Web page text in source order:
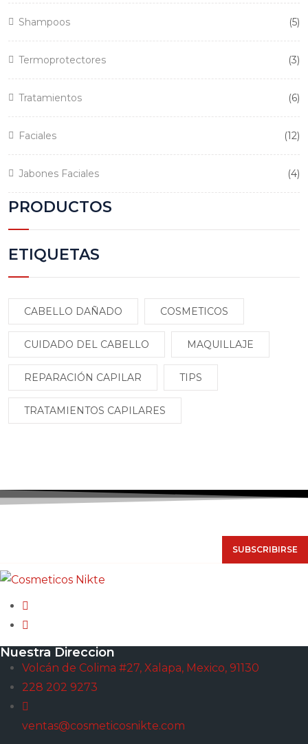
Shampoos 55
Termoprotectores 33
Tratamientos 66
Faciales 1212
Jabones Faciales 44
PRODUCTOS
ETIQUETAS
CABELLO DAÑADO COSMETICOS
CUIDADO DEL CABELLO MAQUILLAJE
REPARACIÓN CAPILAR TIPS
TRATAMIENTOS CAPILARES
SUBSCRIBIRSE
Nuestra Direccion
Volcán de Colima #27, Xalapa, Mexico, 91130
228 202 9273
ventas@cosmeticosnikte.com